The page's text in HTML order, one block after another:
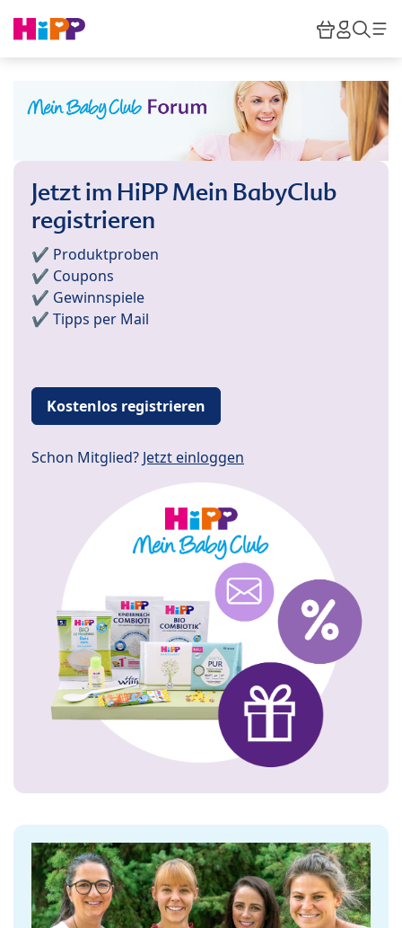
HiPP
Jetzt im HiPP Mein BabyClub
registrieren
✔️ Produktproben
✔️ Coupons
✔️ Gewinnspiele
✔️ Tipps per Mail
Kostenlos registrieren
Schon Mitglied? Jetzt einloggen